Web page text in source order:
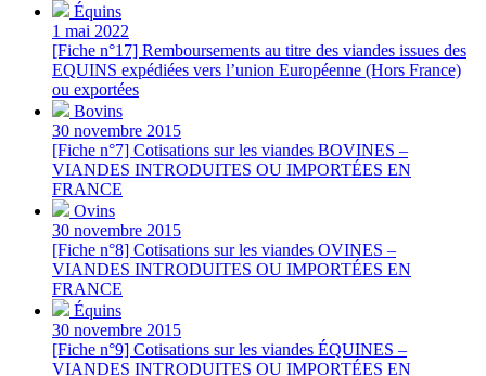
Équins
1 mai 2022
[Fiche n°17] Remboursements au titre des viandes issues des
EQUINS expédiées vers l’union Européenne (Hors France)
ou exportées
Bovins
30 novembre 2015
[Fiche n°7] Cotisations sur les viandes BOVINES –
VIANDES INTRODUITES OU IMPORTÉES EN
FRANCE
Ovins
30 novembre 2015
[Fiche n°8] Cotisations sur les viandes OVINES –
VIANDES INTRODUITES OU IMPORTÉES EN
FRANCE
Équins
30 novembre 2015
[Fiche n°9] Cotisations sur les viandes ÉQUINES –
VIANDES INTRODUITES OU IMPORTÉES EN